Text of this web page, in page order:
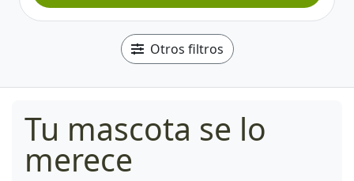
Otros filtros
Tu mascota se lo
merece